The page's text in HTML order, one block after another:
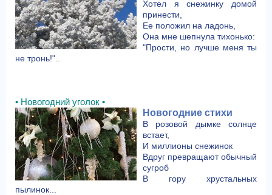
Хотел я снежинку домой
принести,
Ее положил на ладонь,
Она мне шепнула тихонько:
"Прости, но лучше меня ты
не тронь!"..
• Новогодний уголок •
Новогодние стихи
В розовой дымке солнце
встает,
И миллионы снежинок
Вдруг превращают обычный
сугроб
В гору хрустальных
пылинок...